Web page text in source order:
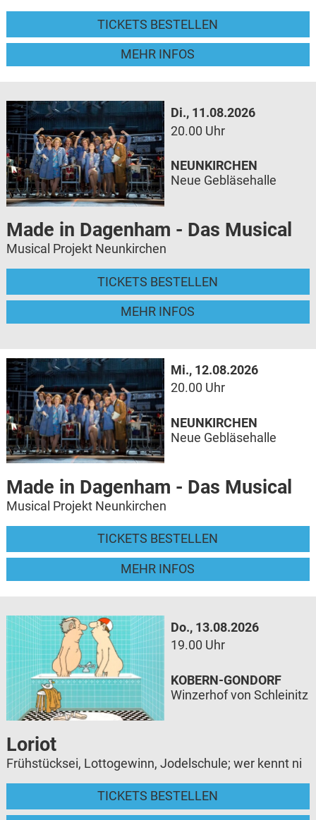
TICKETS BESTELLEN
MEHR INFOS
Di., 11.08.2026
20.00 Uhr
Made in Dagenham - Das Musical
Musical Projekt Neunkirchen
TICKETS BESTELLEN
MEHR INFOS
NEUNKIRCHEN
Neue Gebläsehalle
Mi., 12.08.2026
20.00 Uhr
Made in Dagenham - Das Musical
Musical Projekt Neunkirchen
TICKETS BESTELLEN
MEHR INFOS
NEUNKIRCHEN
Neue Gebläsehalle
Do., 13.08.2026
19.00 Uhr
Loriot
Frühstücksei, Lottogewinn, Jodelschule; wer kennt ni
TICKETS BESTELLEN
KOBERN-GONDORF
Winzerhof von Schleinitz